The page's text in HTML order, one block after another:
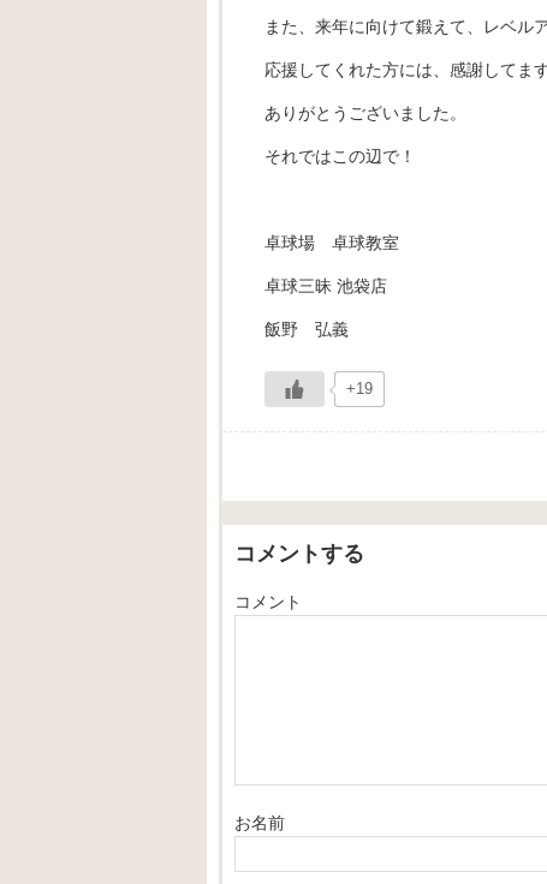
また、来年に向けて鍛えて、レベル
応援してくれた方には、感謝してます
ありがとうございました。
それではこの辺で！
卓球場 卓球教室
卓球三昧 池袋店
飯野 弘義
+19
コメントする
コメント
お名前